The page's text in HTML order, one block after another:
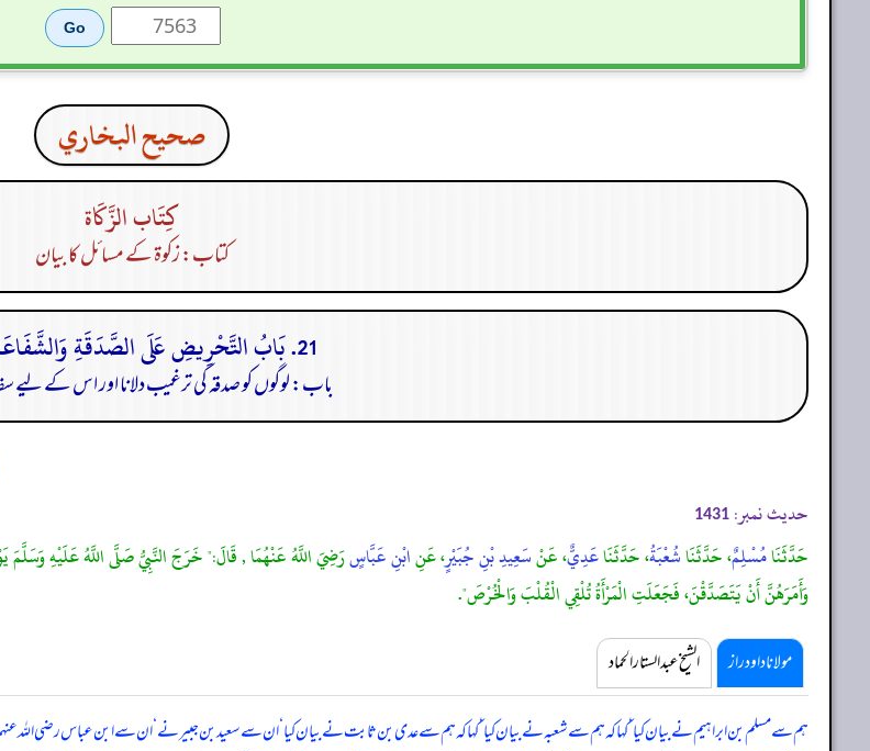
صحيح البخاري
كِتَاب الزَّكَاة
کتاب: زکوۃ کے مسائل کا بیان
21. بَابُ التَّحْرِيضِ عَلَى الصَّدَقَةِ وَالشَّفَاعَةِ فِيهَا:
باب: لوگوں کو صدقہ کی ترغیب دلانا اور اس کے لیے
حدیث نمبر: 1431
حَدَّثَنَامُسْلِمٌ، حَدَّثَنَاشُعْبَةُ، حَدَّثَنَاعَدِيٌّ، عَنْسَعِيدِ بْنِ جُبَيْرٍ، عَنِابْنِ عَبَّاسٍرَضِيَ اللَّهُ عَنْهُمَا , قَالَ:" خَرَجَ النَّبِيُّ صَلَّى اللَّهُ عَلَيْهِ
وَأَمَرَهُنَّ أَنْ يَتَصَدَّقْنَ، فَجَعَلَتِ الْمَرْأَةُ تُلْقِي الْقُلْبَ وَالْخُرْصَ".
مولانا داود راز الشیخ عبدالستار الحماد
ہم سے مسلم بن ابراہیم نے بیان کیا ‘ کہا کہ ہم سے شعبہ نے بیان کیا ‘ کہا کہ ہم سے عدی بن ثابت نے بیان کیا ‘ ان سے سعید بن جبیر نے ‘ ان سے ابن عباس رضی اللہ